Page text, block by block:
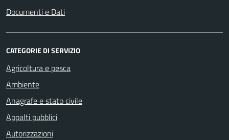
Documenti e Dati
CATEGORIE DI SERVIZIO
Agricoltura e pesca
Ambiente
Anagrafe e stato civile
Appalti pubblici
Autorizzazioni